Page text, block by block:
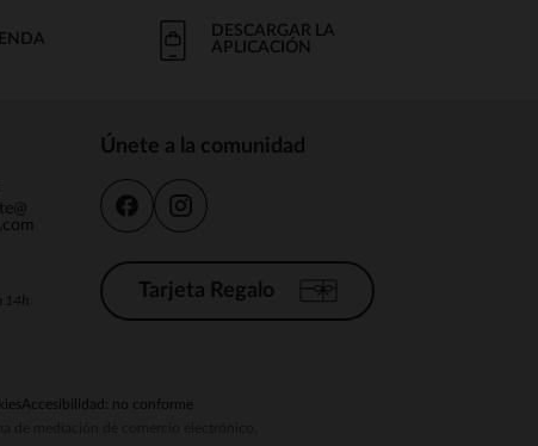
DESCARGAR LA
APLICACIÓN
14h
Únete a la comunidad
Tarjeta Regalo
Accesibilidad: no conforme